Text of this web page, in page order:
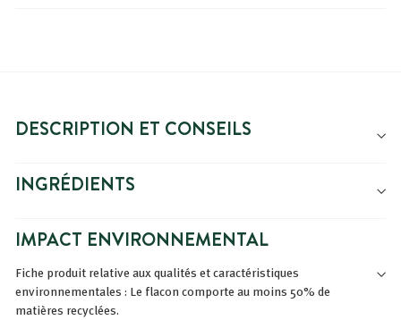
DESCRIPTION ET CONSEILS
INGRÉDIENTS
IMPACT ENVIRONNEMENTAL
Fiche produit relative aux qualités et caractéristiques
environnementales : Le flacon comporte au moins 50% de
matières recyclées.